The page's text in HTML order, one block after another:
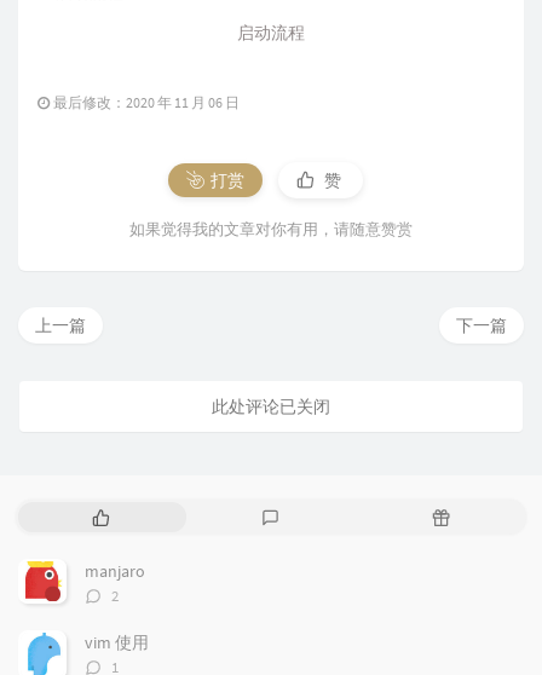
启动流程
最后修改：2020 年 11 月 06 日
打赏 赞
如果觉得我的文章对你有用，请随意赞赏
下一篇
上一篇
此处评论已关闭
热
文
章
随
manjaro
评
数：
2
vim 使用
评1